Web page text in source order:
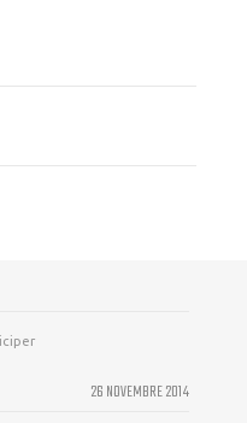
26 NOVEMBRE 2014